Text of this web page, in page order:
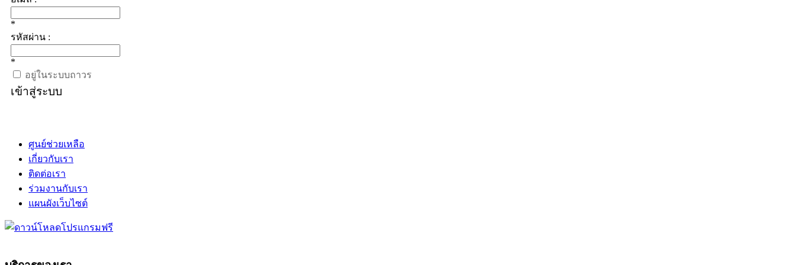
*
รหัสผ่าน :
*
อยู่ในระบบถาวร
เข้าสู่ระบบ
ศูนย์ช่วยเหลือ
เกี่ยวกับเรา
ติดต่อเรา
ร่วมงานกับเรา
แผนผังเว็บไซต์